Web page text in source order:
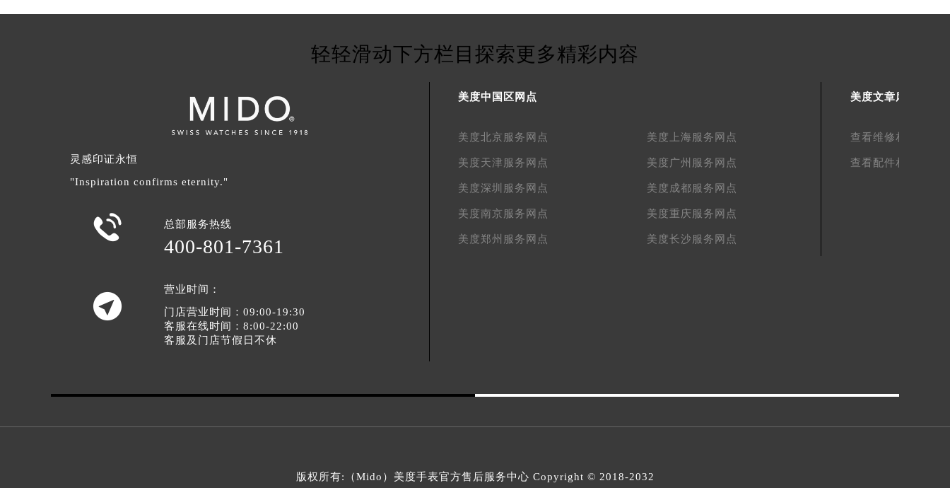
轻轻滑动下方栏目探索更多精彩内容
灵感印证永恒
"Inspiration confirms eternity."
 总部服务热线
400-801-7361

营业时间：
门店营业时间：09:00-19:30
客服在线时间：8:00-22:00
客服及门店节假日不休
美度中国区网点
美度北京服务网点 美度上海服务网点
美度天津服务网点 美度广州服务网点
美度深圳服务网点 美度成都服务网点
美度南京服务网点 美度重庆服务网点
美度郑州服务网点 美度长沙服务网点
美度文章库
查看维修相关文章
查看配件相关文章
版权所有:（Mido） 美度手表官方售后服务中心 Copyright © 2018-2032